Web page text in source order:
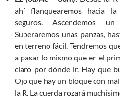
ahí flanquearemos hacia
seguros. Ascendemos
Superaremos unas panzas,
en terreno fácil. Tendremos
a pasar lo mismo que en el
claro por dónde ir. Hay que
Ojo que hay un bloque con
la R. La cuerda rozará